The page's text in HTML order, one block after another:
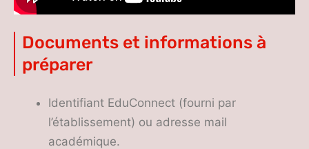
Documents et informations à
préparer
Identifiant EduConnect (fourni par
l’établissement) ou adresse mail
académique.